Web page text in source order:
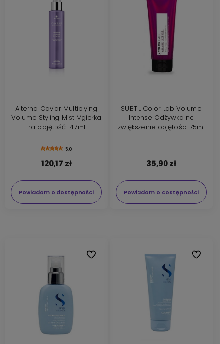
Alterna Caviar Multiplying
Volume Styling Mist Mgiełka
na objętość 147ml
5.0
120,17 zł
Powiadom o dostępności
SUBTIL Color Lab Volume
Intense Odżywka na
zwiększenie objętości 75ml
35,90 zł
Powiadom o dostępności
Do ulubionych Do